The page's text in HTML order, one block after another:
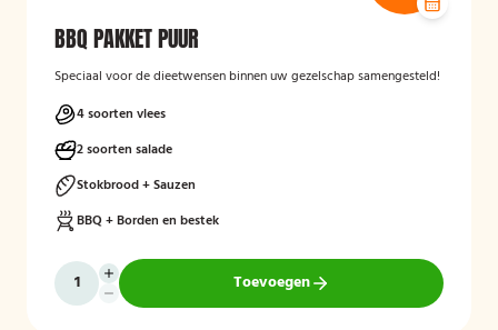
BBQ PAKKET PUUR
Speciaal voor de dieetwensen binnen uw gezelschap samengesteld!
4 soorten vlees
2 soorten salade
Stokbrood + Sauzen
BBQ + Borden en bestek
Toevoegen